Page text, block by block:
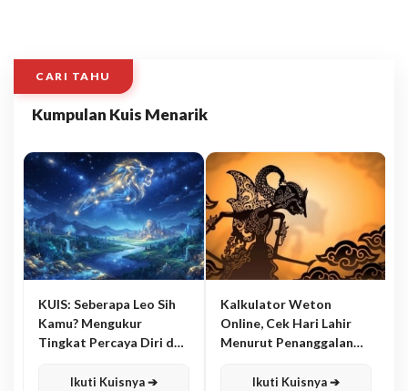
CARI TAHU
Kumpulan Kuis Menarik
KUIS: Seberapa Leo Sih
Kamu? Mengukur
Tingkat Percaya Diri dan
Ikuti Kuisnya ➔
Kalkulator Weton
Online, Cek Hari Lahir
Menurut Penanggalan
Ikuti Kuisnya ➔